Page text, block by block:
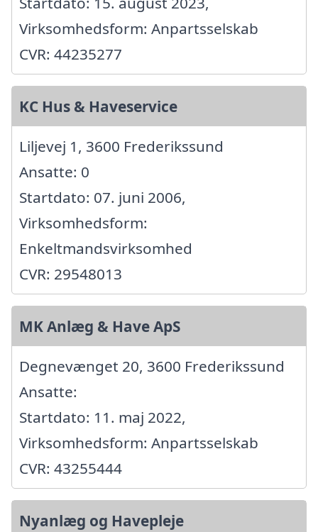
Virksomhedsform: Anpartsselskab
CVR: 44235277
KC Hus & Haveservice
Liljevej 1, 3600 Frederikssund
Ansatte: 0
Startdato: 07. juni 2006,
Virksomhedsform:
Enkeltmandsvirksomhed
CVR: 29548013
MK Anlæg & Have ApS
Degnevænget 20, 3600 Frederikssund
Ansatte:
Startdato: 11. maj 2022,
Virksomhedsform: Anpartsselskab
CVR: 43255444
Nyanlæg og Havepleje